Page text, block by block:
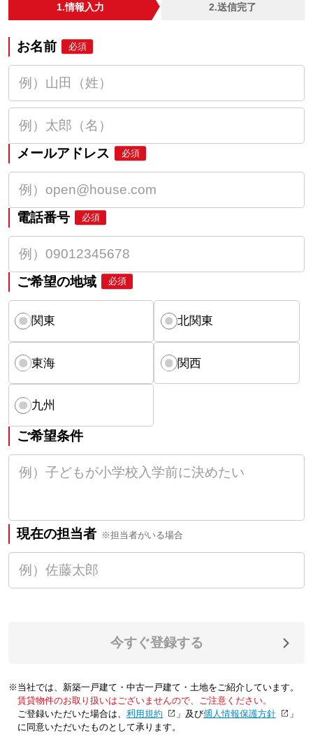
1.情報入力 2.送信完了
お名前 必須
メールアドレス 必須
電話番号 必須
ご希望の地域 必須
関東 北関東
東海 関西
九州
ご希望条件
現在の担当者 ※担当者がいる場合
今すぐ登録する
※当社では、新築一戸建て・中古一戸建て・土地をご紹介しています。
賃貸物件のお取り扱いはございませんので、ご注意ください。
ご登録いただいた場合は、「利用規約 」及び「個人情報保護方針
」
に同意いただいたものとして承ります。